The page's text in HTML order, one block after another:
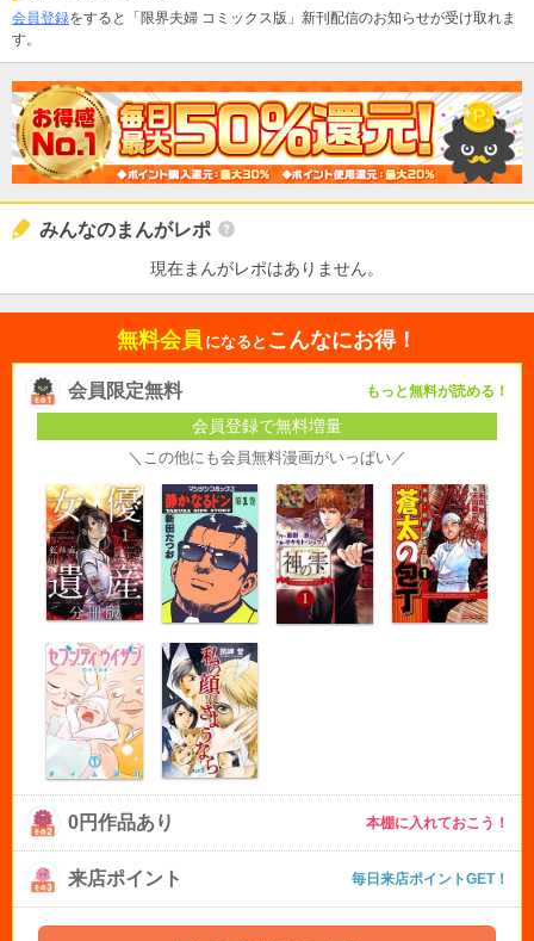
会員登録をすると「限界夫婦 コミックス版」新刊配信のお知らせが受け取れま
す。
みんなのまんがレポ
現在まんがレポはありません。
無料会員 になると こんなにお得！
会員限定無料 もっと無料が読める！
会員登録で無料増量
＼この他にも会員無料漫画がいっぱい／
0円作品あり 本棚に入れておこう！
来店ポイント 毎日来店ポイントGET！